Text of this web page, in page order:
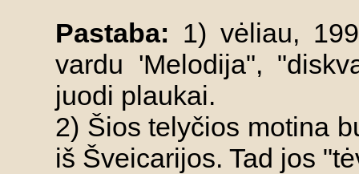
Pastaba: 1) vėliau,
vardu 'Melodija",
juodi plaukai.
2) Šios telyčios motina
iš Šveicarijos. Tad jos